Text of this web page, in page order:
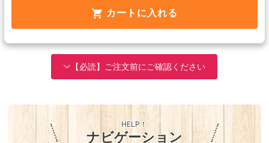
カートに入れる
【必読】ご注文前にご確認ください
HELP！
ナビゲーション